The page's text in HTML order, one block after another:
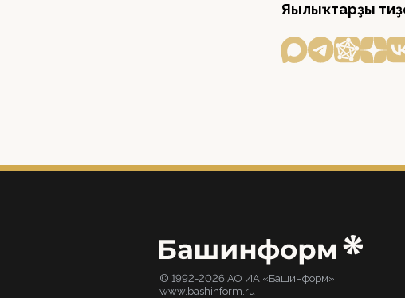
Яңылыҡтарҙы
© 1992-2026 АО ИА «Башинформ».
www.bashinform.ru